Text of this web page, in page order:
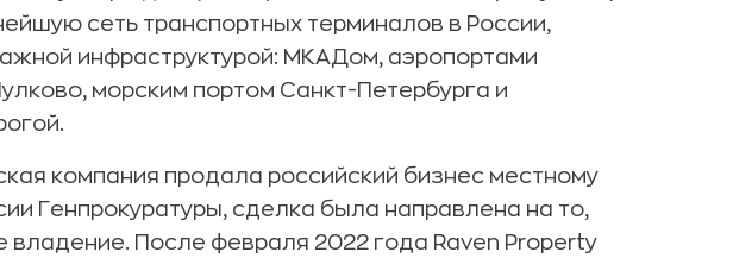
сеть транспортных терминалов в России,
инфраструктурой: МКАДом, аэропортами
морским портом Санкт-Петербурга и
компания продала российский бизнес местному
Генпрокуратуры, сделка была направлена на то,
владение. После февраля 2022 года Raven Property